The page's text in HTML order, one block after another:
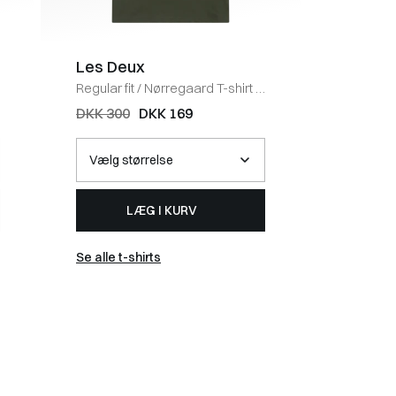
Les Deux
Regular fit/ Nørregaard T-shirt /
DUFFEL BAG
DKK 300 DKK 169
LÆG I KURV
Se alle t-shirts